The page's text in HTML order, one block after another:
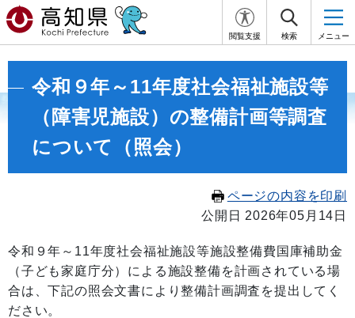
閲覧支援 検索 メニュー
令和９年～11年度社会福祉施設等
（障害児施設）の整備計画等調査
について（照会）
ページの内容を印刷
公開日 2026年05月14日
令和９年～11年度社会福祉施設等施設整備費国庫補助金
（子ども家庭庁分）による施設整備を計画されている場
合は、下記の照会文書により整備計画調査を提出してく
ださい。